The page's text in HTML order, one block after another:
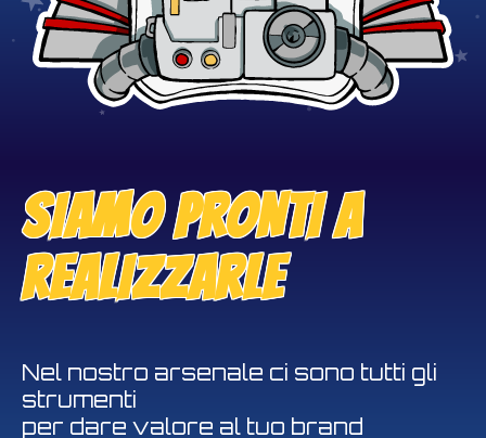
SIAMO PRONTI A
REALIZZARLE
Nel nostro arsenale ci sono tutti gli
strumenti
per dare valore al tuo brand